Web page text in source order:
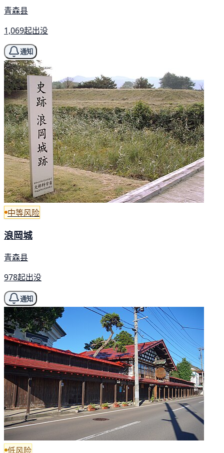
青森县
1,069起出没
通知
中等风险
浪岡城
青森县
978起出没
通知
低风险